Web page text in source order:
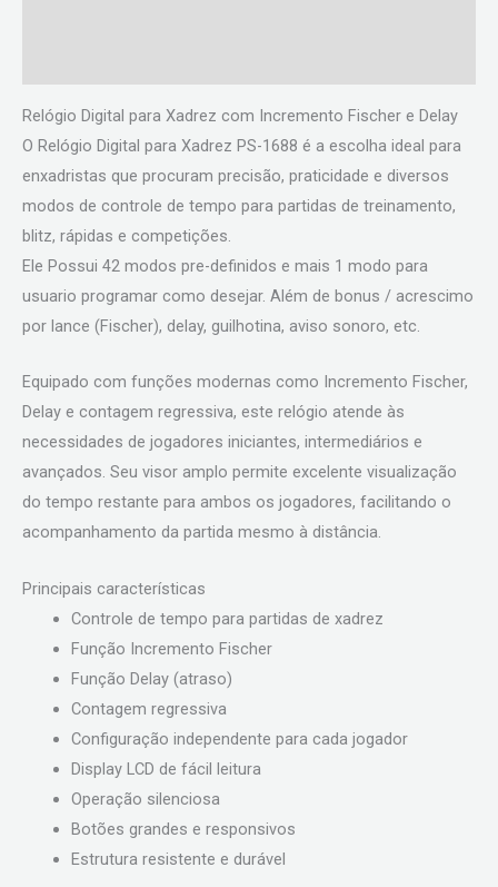
Relógio Digital para Xadrez com Incremento Fischer e Delay
O Relógio Digital para Xadrez PS-1688 é a escolha ideal para
enxadristas que procuram precisão, praticidade e diversos
modos de controle de tempo para partidas de treinamento,
blitz, rápidas e competições.
Ele Possui 42 modos pre-definidos e mais 1 modo para
usuario programar como desejar. Além de bonus / acrescimo
por lance (Fischer), delay, guilhotina, aviso sonoro, etc.
Equipado com funções modernas como Incremento Fischer,
Delay e contagem regressiva, este relógio atende às
necessidades de jogadores iniciantes, intermediários e
avançados. Seu visor amplo permite excelente visualização
do tempo restante para ambos os jogadores, facilitando o
acompanhamento da partida mesmo à distância.
Principais características
Controle de tempo para partidas de xadrez
Função Incremento Fischer
Função Delay (atraso)
Contagem regressiva
Configuração independente para cada jogador
Display LCD de fácil leitura
Operação silenciosa
Botões grandes e responsivos
Estrutura resistente e durável